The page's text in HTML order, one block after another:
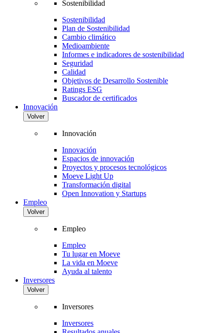
Sostenibilidad
Sostenibilidad
Plan de Sostenibilidad
Cambio climático
Medioambiente
Informes e indicadores de sostenibilidad
Seguridad
Calidad
Objetivos de Desarrollo Sostenible
Ratings ESG
Buscador de certificados
Innovación
Volver
Innovación
Innovación
Espacios de innovación
Proyectos y procesos tecnológicos
Moeve Light Up
Transformación digital
Open Innovation y Startups
Empleo
Volver
Empleo
Empleo
Tu lugar en Moeve
La vida en Moeve
Ayuda al talento
Inversores
Volver
Inversores
Inversores